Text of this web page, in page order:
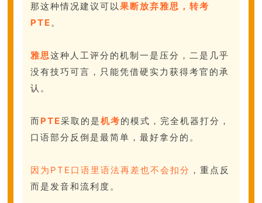
那这种情况建议可以果断放弃雅思，转考
PTE。
雅思这种人工评分的机制一是压分，二是几乎
没有技巧可言，只能凭借硬实力获得考官的承
认。
而PTE采取的是机考的模式，完全机器打分，
口语部分反倒是最简单，最好拿分的。
因为PTE口语里语法再差也不会扣分 ，重点反
而是发音和流利度。